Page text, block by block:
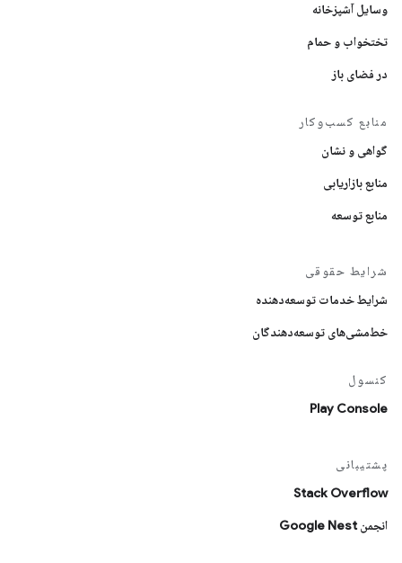
وسایل آشپزخانه
تختخواب و حمام
در فضای باز
منابع کسب‌وکار
گواهی و نشان
منابع بازاریابی
منابع توسعه
شرایط حقوقی
شرایط خدمات توسعه‌دهنده
خط‌مشی‌های توسعه‌دهندگان
کنسول
Play Console
پشتیبانی
Stack Overflow
انجمن Google Nest